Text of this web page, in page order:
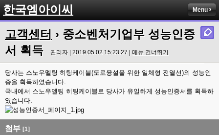
한국엠아이씨 Menu
고객센터 › 중소벤처기업부 성능인증
서 획득
관리자 | 2019.05.02 15:23:27 | 메뉴 건너뛰기
당사는 스노우멜팅 히팅케이블(도로융설을 위한 일체형 전열선)의 성능인
증을 획득하였습니다.
국내에서 스노우멜팅 히팅케이블로 당사가 유일하게 성능인증서를 획득하
였습니다.
첨부 [1]